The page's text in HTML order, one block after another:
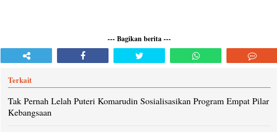
--- Bagikan berita ---
Terkait
Tak Pernah Lelah Puteri Komarudin Sosialisasikan Program Empat Pilar
Kebangsaan